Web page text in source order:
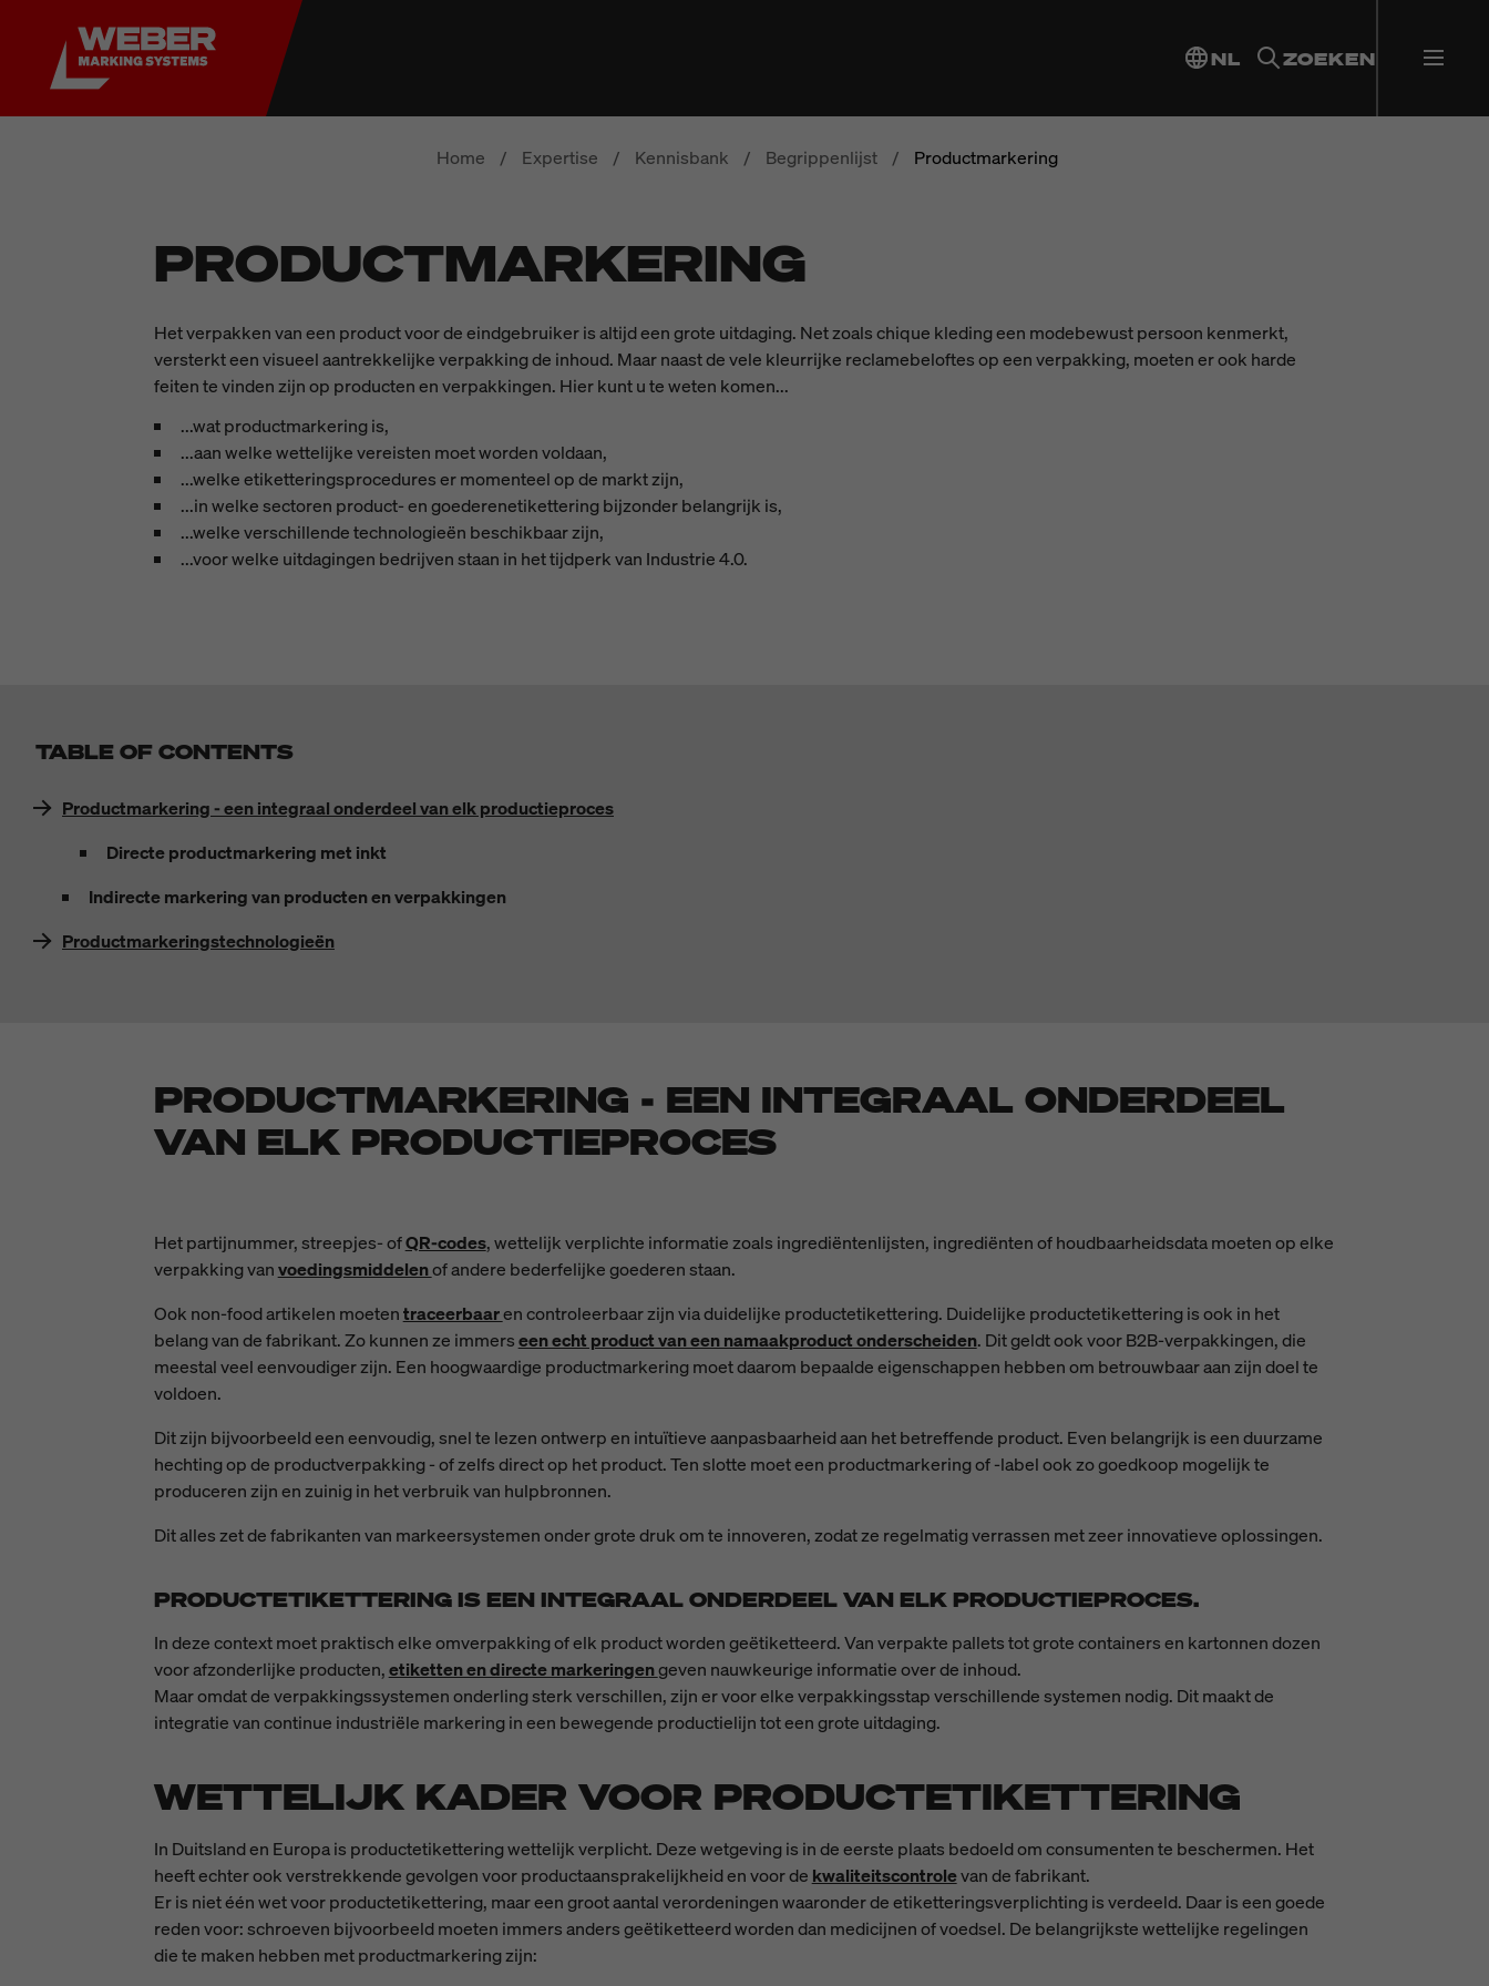
NL ZOEKEN
Home / Expertise / Kennisbank / Begrippenlijst / Productmarkering
PRODUCTMARKERING
Het verpakken van een product voor de eindgebruiker is altijd een grote uitdaging. Net zoals chique kleding een modebewust persoon kenmerkt,
versterkt een visueel aantrekkelijke verpakking de inhoud. Maar naast de vele kleurrijke reclamebeloftes op een verpakking, moeten er ook harde
feiten te vinden zijn op producten en verpakkingen. Hier kunt u te weten komen...
...wat productmarkering is,
...aan welke wettelijke vereisten moet worden voldaan,
...welke etiketteringsprocedures er momenteel op de markt zijn,
...in welke sectoren product- en goederenetikettering bijzonder belangrijk is,
...welke verschillende technologieën beschikbaar zijn,
...voor welke uitdagingen bedrijven staan in het tijdperk van Industrie 4.0.
TABLE OF CONTENTS
Productmarkering - een integraal onderdeel van elk productieproces
Directe productmarkering met inkt
Indirecte markering van producten en verpakkingen
Productmarkeringstechnologieën
PRODUCTMARKERING - EEN INTEGRAAL ONDERDEEL
VAN ELK PRODUCTIEPROCES
Het partijnummer, streepjes- ofQR-codes, wettelijk verplichte informatie zoals ingrediëntenlijsten, ingrediënten of houdbaarheidsdata moeten op elke
verpakking vanvoedingsmiddelenof andere bederfelijke goederen staan.
Ook non-food artikelen moetentraceerbaaren controleerbaar zijn via duidelijke productetikettering. Duidelijke productetikettering is ook in het
belang van de fabrikant. Zo kunnen ze immerseen echt product van een namaakproduct onderscheiden. Dit geldt ook voor B2B-verpakkingen, die
meestal veel eenvoudiger zijn. Een hoogwaardige productmarkering moet daarom bepaalde eigenschappen hebben om betrouwbaar aan zijn doel te
voldoen.
Dit zijn bijvoorbeeld een eenvoudig, snel te lezen ontwerp en intuïtieve aanpasbaarheid aan het betreffende product. Even belangrijk is een duurzame
hechting op de productverpakking - of zelfs direct op het product. Ten slotte moet een productmarkering of -label ook zo goedkoop mogelijk te
produceren zijn en zuinig in het verbruik van hulpbronnen.
Dit alles zet de fabrikanten van markeersystemen onder grote druk om te innoveren, zodat ze regelmatig verrassen met zeer innovatieve oplossingen.
PRODUCTETIKETTERING IS EEN INTEGRAAL ONDERDEEL VAN ELK PRODUCTIEPROCES.
In deze context moet praktisch elke omverpakking of elk product worden geëtiketteerd. Van verpakte pallets tot grote containers en kartonnen dozen
voor afzonderlijke producten,etiketten en directe markeringengeven nauwkeurige informatie over de inhoud.
Maar omdat de verpakkingssystemen onderling sterk verschillen, zijn er voor elke verpakkingsstap verschillende systemen nodig. Dit maakt de
integratie van continue industriële markering in een bewegende productielijn tot een grote uitdaging.
WETTELIJK KADER VOOR PRODUCTETIKETTERING
In Duitsland en Europa is productetikettering wettelijk verplicht. Deze wetgeving is in de eerste plaats bedoeld om consumenten te beschermen. Het
heeft echter ook verstrekkende gevolgen voor productaansprakelijkheid en voor de kwaliteitscontrolevan de fabrikant.
Er is niet één wet voor productetikettering, maar een groot aantal verordeningen waaronder de etiketteringsverplichting is verdeeld. Daar is een goede
reden voor: schroeven bijvoorbeeld moeten immers anders geëtiketteerd worden dan medicijnen of voedsel. De belangrijkste wettelijke regelingen
die te maken hebben met productmarkering zijn: